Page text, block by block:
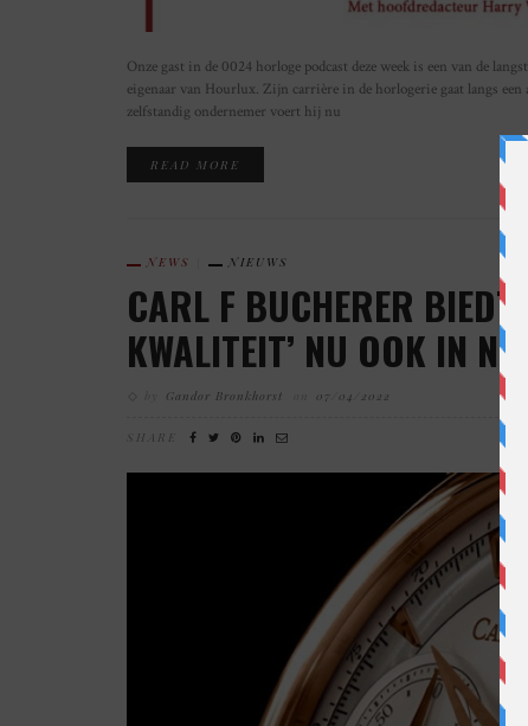
Onze gast in de 0024 horloge podcast deze week is een van de
eigenaar van Hourlux. Zijn carrière in de horlogerie gaat langs
zelfstandig ondernemer voert hij nu
READ MORE
NEWS NIEUWS
CARL F BUCHERER BIEDT
KWALITEIT’ NU OOK IN NL
Gandor Bronkhorst 07/04/2022
SHARE